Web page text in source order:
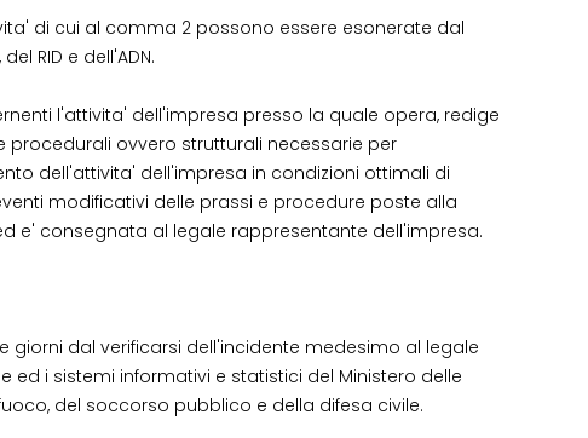
di cui al comma 2 possono essere esonerate dal
RID e dell'ADN.
l'attivita' dell'impresa presso la quale opera, redige
procedurali ovvero strutturali necessarie per
dell'attivita' dell'impresa in condizioni ottimali di
modificativi delle prassi e procedure poste alla
e' consegnata al legale rappresentante dell'impresa.
giorni dal verificarsi dell'incidente medesimo al legale
i sistemi informativi e statistici del Ministero delle
del soccorso pubblico e della difesa civile.